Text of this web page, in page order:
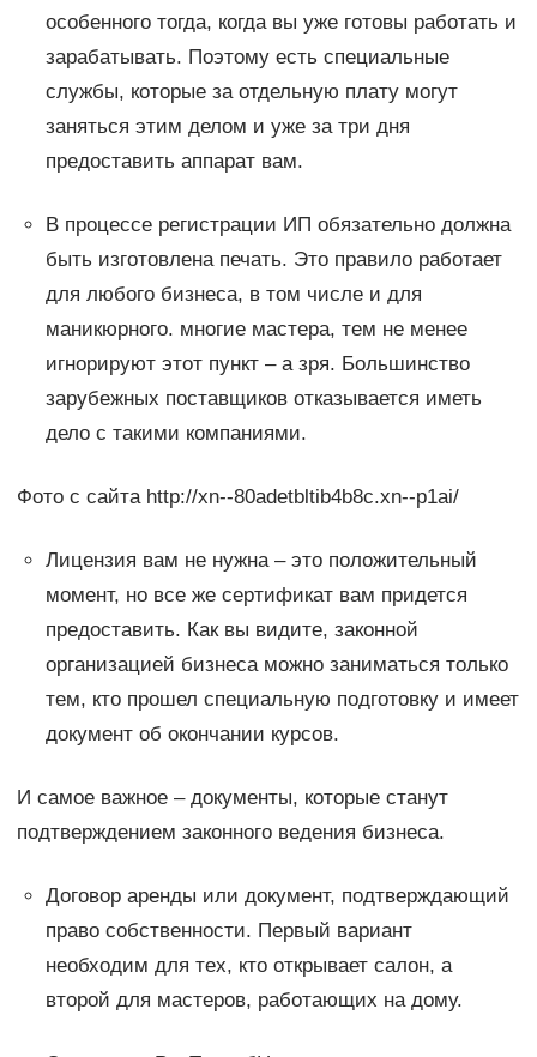
особенного тогда, когда вы уже готовы работать и
зарабатывать. Поэтому есть специальные
службы, которые за отдельную плату могут
заняться этим делом и уже за три дня
предоставить аппарат вам.
В процессе регистрации ИП обязательно должна
быть изготовлена печать. Это правило работает
для любого бизнеса, в том числе и для
маникюрного. многие мастера, тем не менее
игнорируют этот пункт – а зря. Большинство
зарубежных поставщиков отказывается иметь
дело с такими компаниями.
Фото с сайта http://xn--80adetbltib4b8c.xn--p1ai/
Лицензия вам не нужна – это положительный
момент, но все же сертификат вам придется
предоставить. Как вы видите, законной
организацией бизнеса можно заниматься только
тем, кто прошел специальную подготовку и имеет
документ об окончании курсов.
И самое важное – документы, которые станут
подтверждением законного ведения бизнеса.
Договор аренды или документ, подтверждающий
право собственности. Первый вариант
необходим для тех, кто открывает салон, а
второй для мастеров, работающих на дому.